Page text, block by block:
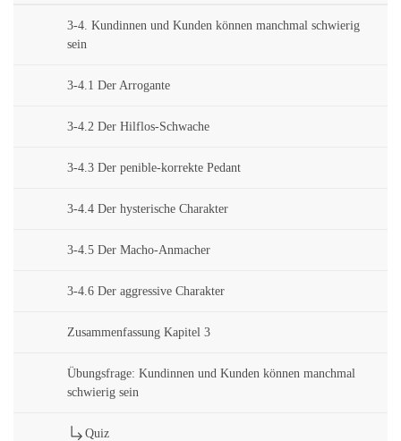
3-4. Kundinnen und Kunden können manchmal schwierig
sein
3-4.1 Der Arrogante
3-4.2 Der Hilflos-Schwache
3-4.3 Der penible-korrekte Pedant
3-4.4 Der hysterische Charakter
3-4.5 Der Macho-Anmacher
3-4.6 Der aggressive Charakter
Zusammenfassung Kapitel 3
Übungsfrage: Kundinnen und Kunden können manchmal
schwierig sein
Quiz